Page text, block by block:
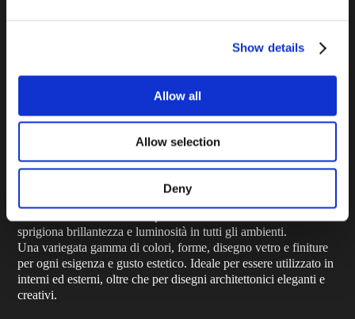
Show details
Allow all
Allow selection
Deny
Con un disegno in vetro liscio e
ondulato, Pegasus presenta una
gamma completa e assortita di
colori, formati e gusti.
Design in vetro liscio e ondulato con giunti invisibili, che
sprigiona brillantezza e luminosità in tutti gli ambienti.
Una variegata gamma di colori, forme, disegno vetro e finiture
per ogni esigenza e gusto estetico. Ideale per essere utilizzato in
interni ed esterni, oltre che per disegni architettonici eleganti e
creativi.